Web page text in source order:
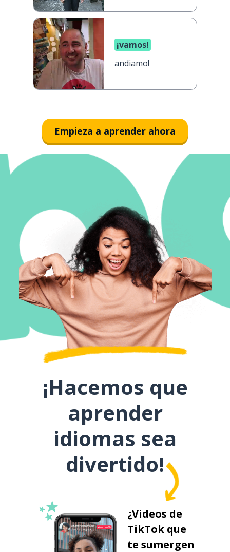
¡vamos!
andiamo!
Empieza a aprender ahora
¡Hacemos que
aprender
idiomas sea
divertido!
¿Videos de
TikTok que
te sumergen